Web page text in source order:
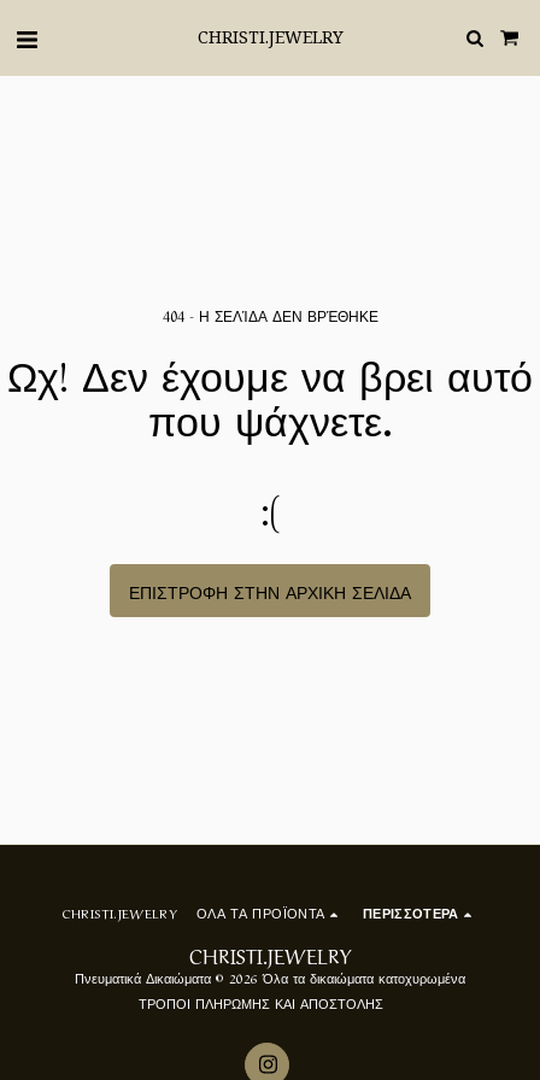
CHRISTI.JEWELRY
404 - Η ΣΕΛΊΔΑ ΔΕΝ ΒΡΈΘΗΚΕ
Ωχ! Δεν έχουμε να βρει αυτό
που ψάχνετε.
:(
ΕΠΙΣΤΡΟΦΉ ΣΤΗΝ ΑΡΧΙΚΉ ΣΕΛΊΔΑ
CHRISTI.JEWELRY
Πνευματικά Δικαιώματα © 2026 Όλα τα δικαιώματα κατοχυρωμένα
ΤΡΟΠΟΙ ΠΛΗΡΩΜΗΣ ΚΑΙ ΑΠΟΣΤΟΛΗΣ
CHRISTI.JEWELRY ΟΛΑ ΤΑ ΠΡΟΪΌΝΤΑ ΠΕΡΙΣΣΌΤΕΡΑ